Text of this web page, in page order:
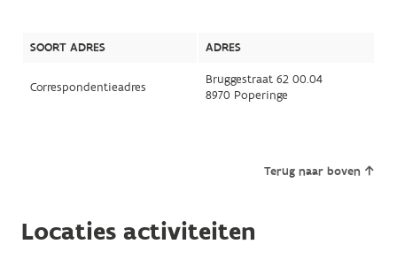
SOORT ADRES ADRES
Correspondentieadres
Bruggestraat 62 00.04
8970 Poperinge
Terug naar boven
Locaties activiteiten